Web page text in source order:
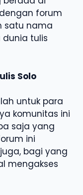
forum
satu nama
tulis
Solo
untuk para
komunitas ini
saja yang
ini
bagi yang
mengakses